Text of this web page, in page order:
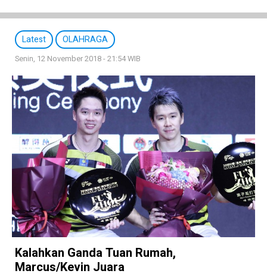
Latest OLAHRAGA
Senin, 12 November 2018 - 21:54 WIB
Kalahkan Ganda Tuan Rumah,
Marcus/Kevin Juara